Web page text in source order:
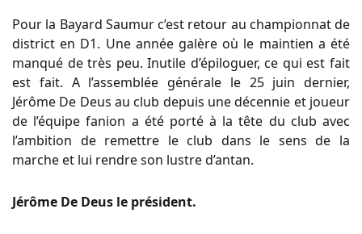
Pour la Bayard Saumur c’est retour au championnat de
district en D1. Une année galère où le maintien a été
manqué de très peu. Inutile d’épiloguer, ce qui est fait
est fait. A l’assemblée générale le 25 juin dernier,
Jérôme De Deus au club depuis une décennie et joueur
de l’équipe fanion a été porté à la tête du club avec
l’ambition de remettre le club dans le sens de la
marche et lui rendre son lustre d’antan.
Jérôme De Deus le président.